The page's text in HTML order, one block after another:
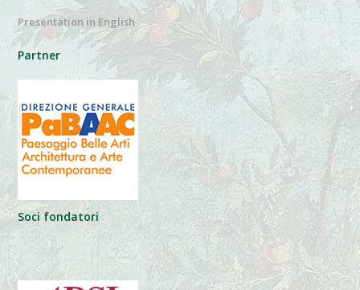
Presentation in English
Partner
Soci fondatori